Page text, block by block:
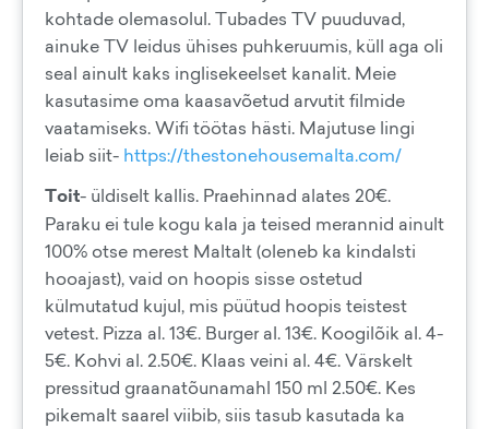
kohtade olemasolul. Tubades TV puuduvad,
ainuke TV leidus ühises puhkeruumis, küll aga oli
seal ainult kaks inglisekeelset kanalit. Meie
kasutasime oma kaasavõetud arvutit filmide
vaatamiseks. Wifi töötas hästi. Majutuse lingi
leiab siit- https://thestonehousemalta.com/
Toit- üldiselt kallis. Praehinnad alates 20€.
Paraku ei tule kogu kala ja teised merannid ainult
100% otse merest Maltalt (oleneb ka kindalsti
hooajast), vaid on hoopis sisse ostetud
külmutatud kujul, mis püütud hoopis teistest
vetest. Pizza al. 13€. Burger al. 13€. Koogilõik al. 4-
5€. Kohvi al. 2.50€. Klaas veini al. 4€. Värskelt
pressitud graanatõunamahl 150 ml 2.50€. Kes
pikemalt saarel viibib, siis tasub kasutada ka